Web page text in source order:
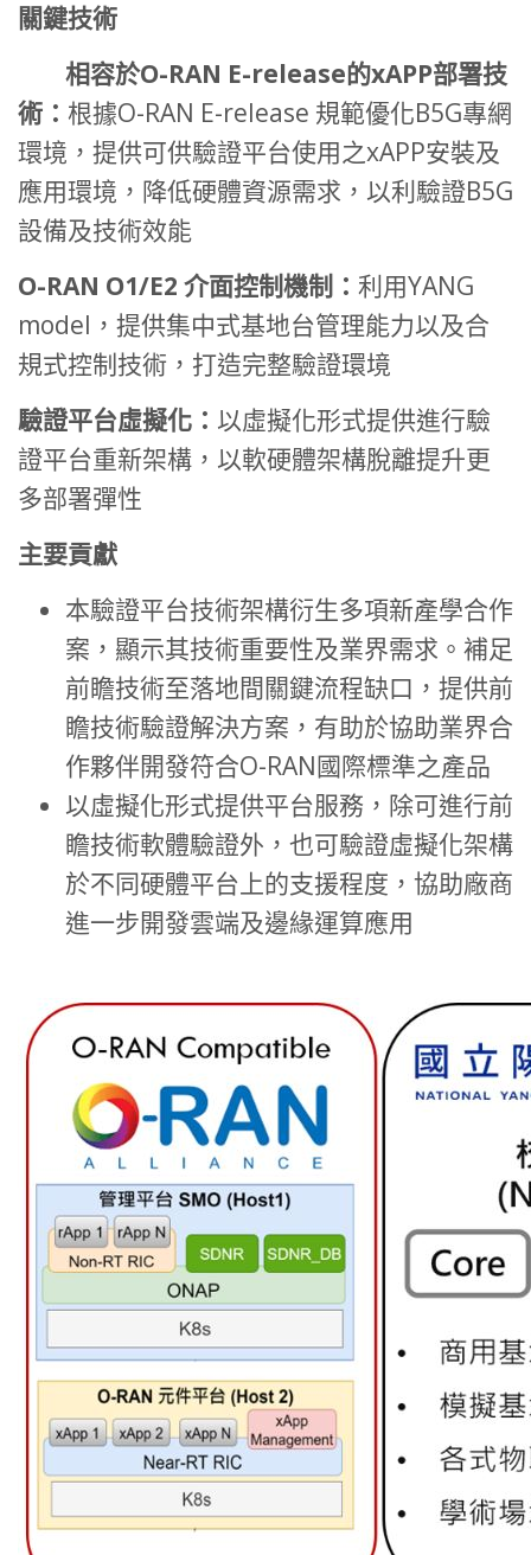
關鍵技術
相容於O-RAN E-release的xAPP部署技
術： 根據O-RAN E-release 規範優化B5G專網
環境，提供可供驗證平台使用之xAPP安裝及
應用環境，降低硬體資源需求，以利驗證B5G
設備及技術效能
O-RAN O1/E2 介面控制機制： 利用YANG
model，提供集中式基地台管理能力以及合
規式控制技術，打造完整驗證環境
驗證平台虛擬化： 以虛擬化形式提供進行驗
證平台重新架構，以軟硬體架構脫離提升更
多部署彈性
主要貢獻
本驗證平台技術架構衍生多項新產學合作
案，顯示其技術重要性及業界需求。補足
前瞻技術至落地間關鍵流程缺口，提供前
瞻技術驗證解決方案，有助於協助業界合
作夥伴開發符合O-RAN國際標準之產品
以虛擬化形式提供平台服務，除可進行前
瞻技術軟體驗證外，也可驗證虛擬化架構
於不同硬體平台上的支援程度，協助廠商
進一步開發雲端及邊緣運算應用